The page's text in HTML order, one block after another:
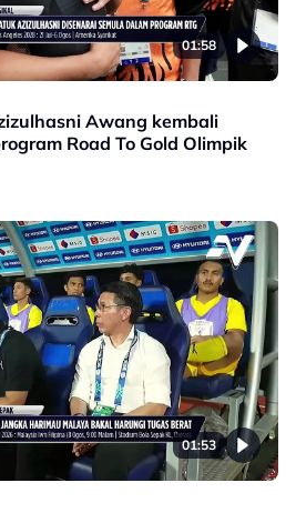
01:58
Awang kembali
Road To Gold Olimpik
01:53